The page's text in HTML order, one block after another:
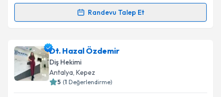
Randevu Talep Et
Randevu Takvimi Talebi
Dr. Dt. Serdal Veskeiçin randevu takvimi talebi
oluşturun. Size bu uzmandan randevu almanız için bir
takvim hazırlandığında e-posta ile bilgilendireceğiz.
Dt. Hazal Özdemir
Diş Hekimi
Antalya, Kepez
5 (1 Değerlendirme)